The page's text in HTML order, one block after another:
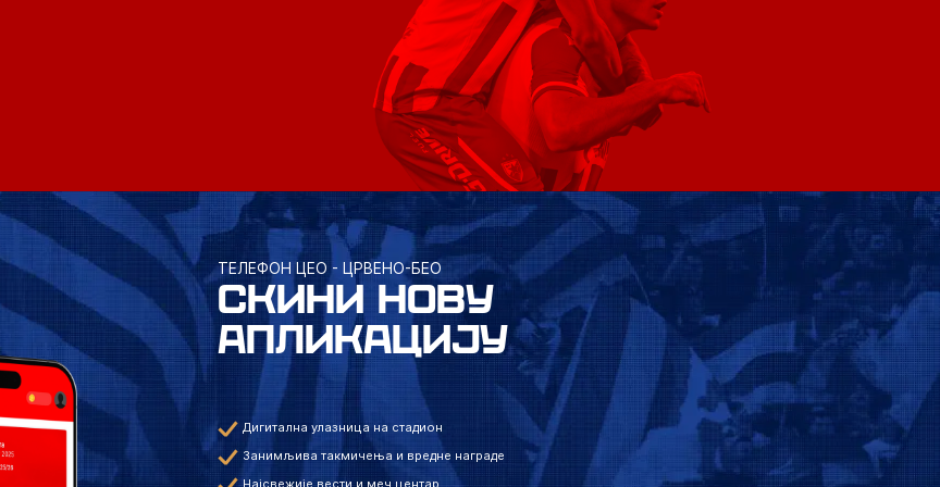
ТЕЛЕФОН ЦЕО - ЦРВЕНО-БЕО
СКИНИ НОВУ
АПЛИКАЦИЈУ
Дигитална улазница на стадион
Занимљива такмичења и вредне награде
Најсвежије вести и меч центар